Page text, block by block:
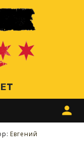
person
Евгений